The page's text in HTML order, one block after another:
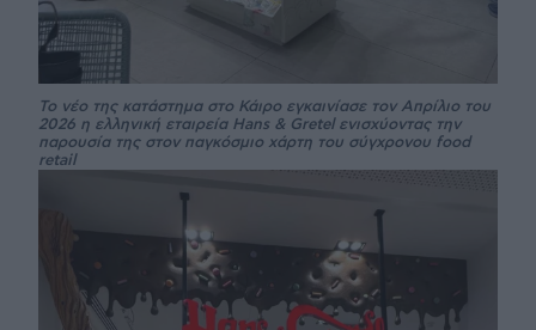
Το νέο της κατάστημα στο Κάιρο εγκαινίασε τον Απρίλιο του
2026 η ελληνική εταιρεία Hans & Gretel ενισχύοντας την
παρουσία της στον παγκόσμιο χάρτη του σύγχρονου food
retail